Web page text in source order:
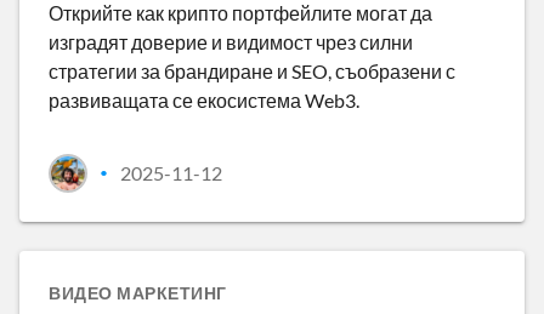
Открийте как крипто портфейлите могат да
изградят доверие и видимост чрез силни
стратегии за брандиране и SEO, съобразени с
развиващата се екосистема Web3.
• 2025-11-12
ВИДЕО МАРКЕТИНГ